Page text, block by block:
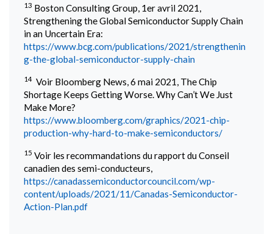
13 Boston Consulting Group, 1er avril 2021,
Strengthening the Global Semiconductor Supply Chain
in an Uncertain Era:
https://www.bcg.com/publications/2021/strengthenin
g-the-global-semiconductor-supply-chain
14 Voir Bloomberg News, 6 mai 2021, The Chip
Shortage Keeps Getting Worse. Why Can’t We Just
Make More?
https://www.bloomberg.com/graphics/2021-chip-
production-why-hard-to-make-semiconductors/
15 Voir les recommandations du rapport du Conseil
canadien des semi-conducteurs,
https://canadassemiconductorcouncil.com/wp-
content/uploads/2021/11/Canadas-Semiconductor-
Action-Plan.pdf